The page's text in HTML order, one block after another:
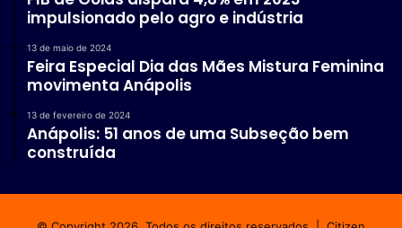
impulsionado pelo agro e indústria
13 de maio de 2024
Feira Especial Dia das Mães Mistura Feminina
movimenta Anápolis
13 de fevereiro de 2024
Anápolis: 51 anos de uma Subseção bem
construída